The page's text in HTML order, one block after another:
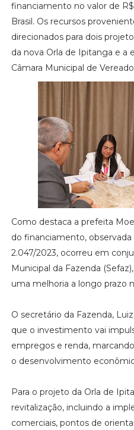
financiamento no valor de
Brasil. Os recursos
direcionados para dois
da nova Orla de Ipitanga e a
Câmara Municipal de
Como destaca a prefeita
do financiamento, observada
2.047/2023, ocorreu em
Municipal da Fazenda
uma melhoria a longo prazo
O secretário da Fazenda,
que o investimento vai
empregos e renda,
o desenvolvimento
Para o projeto da Orla de
revitalização, incluindo a
comerciais, pontos de